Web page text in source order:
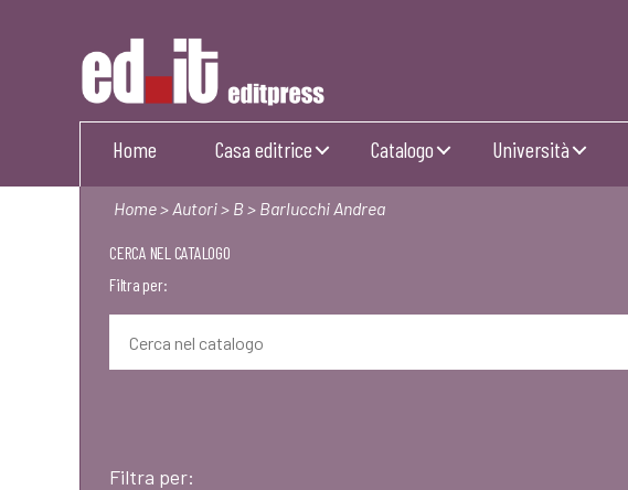
Editpress
Home Casa editrice Catalogo Università
Home> Autori> B> Barlucchi Andrea
CERCA NEL CATALOGO
Filtra per:
Filtra per: